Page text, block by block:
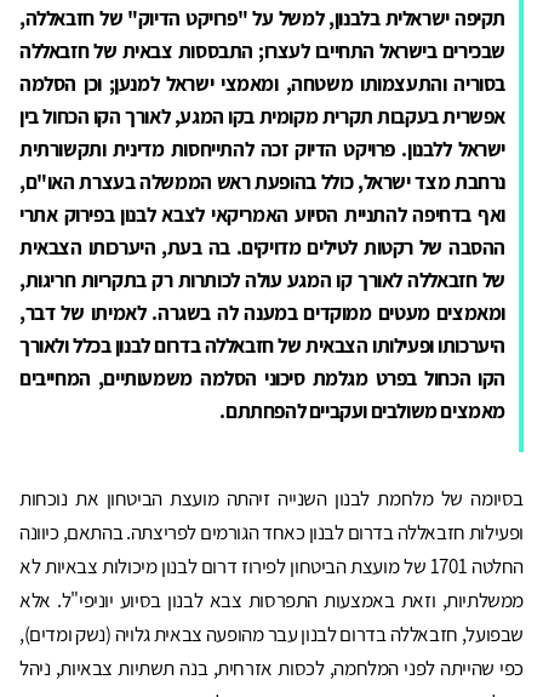
תקיפה ישראלית בלבנון, למשל על "פרויקט הדיוק" של חזבאללה,
שבכירים בישראל התחייבו לעצרו; התבססות צבאית של חזבאללה
בסוריה והתעצמותו משטחה, ומאמצי ישראל למנען; וכן הסלמה
אפשרית בעקבות תקרית מקומית בקו המגע, לאורך הקו הכחול בין
ישראל ללבנון. פרויקט הדיוק זכה להתייחסות מדינית ותקשורתית
נרחבת מצד ישראל, כולל בהופעת ראש הממשלה בעצרת האו"ם,
ואף בדחיפה להתניית הסיוע האמריקאי לצבא לבנון בפירוק אתרי
ההסבה של רקטות לטילים מדויקים. בה בעת, היערכותו הצבאית
של חזבאללה לאורך קו המגע עולה לכותרות רק בתקריות חריגות,
ומאמצים מעטים ממוקדים במענה לה בשגרה. לאמיתו של דבר,
היערכותו ופעילותו הצבאית של חזבאללה בדרום לבנון בכלל ולאורך
הקו הכחול בפרט מגלמת סיכוני הסלמה משמעותיים, המחייבים
מאמצים משולבים ועקביים להפחתתם.
בסיומה של מלחמת לבנון השנייה זיהתה מועצת הביטחון את נוכחות
ופעילות חזבאללה בדרום לבנון כאחד הגורמים לפריצתה. בהתאם, כיוונה
החלטה 1701 של מועצת הביטחון לפירוז דרום לבנון מיכולות צבאיות לא
ממשלתיות, וזאת באמצעות התפרסות צבא לבנון בסיוע יוניפי"ל. אלא
שבפועל, חזבאללה בדרום לבנון עבר מהופעה צבאית גלויה (נשק ומדים),
כפי שהייתה לפני המלחמה, לכסות אזרחית, בנה תשתיות צבאיות, ניהל